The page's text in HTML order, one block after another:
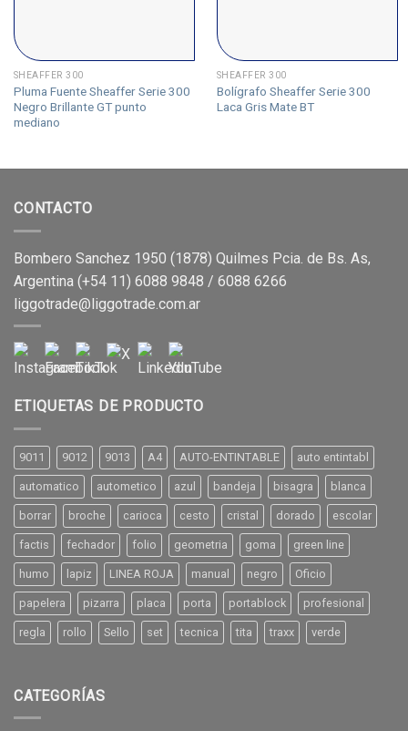
SHEAFFER 300
Pluma Fuente Sheaffer Serie 300
Negro Brillante GT punto
mediano
SHEAFFER 300
Bolígrafo Sheaffer Serie 300
Laca Gris Mate BT
CONTACTO
Bombero Sanchez 1950 (1878) Quilmes Pcia. de Bs. As,
Argentina (+54 11) 6088 9848 / 6088 6266
liggotrade@liggotrade.com.ar
ETIQUETAS DE PRODUCTO
9011 9012 9013 A4 AUTO-ENTINTABLE auto entintabl
automatico autometico azul bandeja bisagra blanca
borrar broche carioca cesto cristal dorado escolar
factis fechador folio geometria goma green line
humo lapiz LINEA ROJA manual negro Oficio
papelera pizarra placa porta portablock profesional
regla rollo Sello set tecnica tita traxx verde
CATEGORÍAS